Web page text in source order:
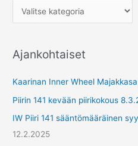
e
y
t
Ajankohtaiset
Kaarinan Inner Wheel
Piirin 141 kevään piirikokous
IW Piiri 141 sääntömääräinen
12.2.2025